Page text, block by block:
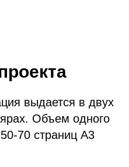
выдается в двух
Объем одного
70 страниц A3